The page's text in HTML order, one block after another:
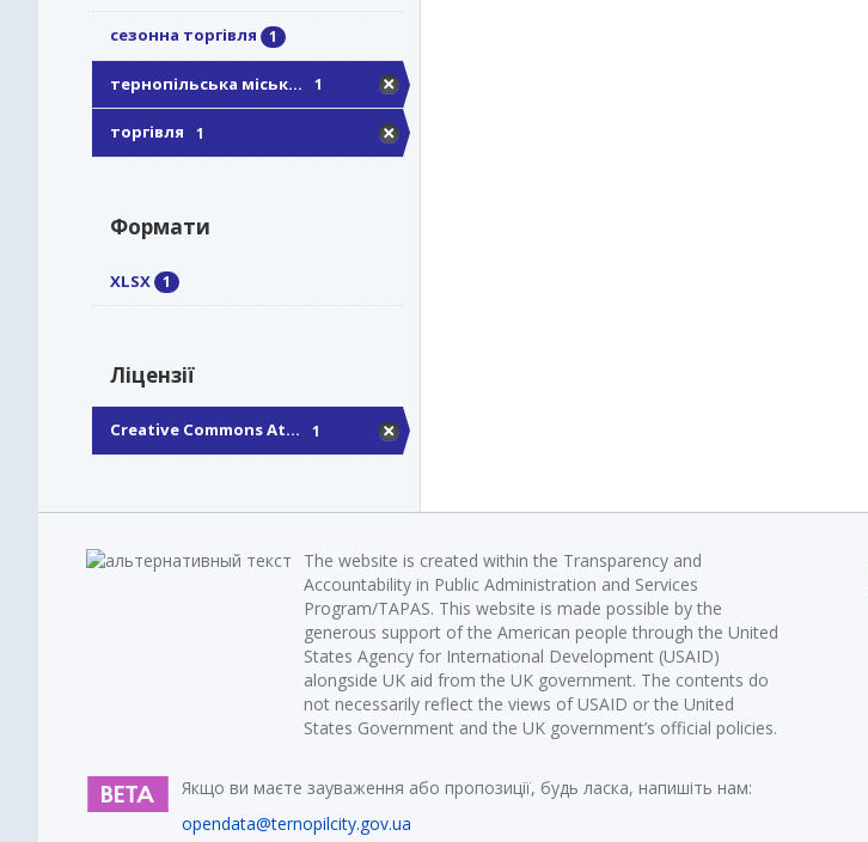
сезонна торгівля 1
тернопільська міськ... 1
торгівля 1
Формати
XLSX 1
Ліцензії
Creative Commons At... 1
The website is created within the Transparency and
Accountability in Public Administration and Services
Program/TAPAS. This website is made possible by the
generous support of the American people through the United
States Agency for International Development (USAID)
alongside UK aid from the UK government. The contents do
not necessarily reflect the views of USAID or the United
States Government and the UK government’s official policies.
Якщо ви маєте зауваження або пропозиції, будь ласка, напишіть нам:
opendata@ternopilcity.gov.ua